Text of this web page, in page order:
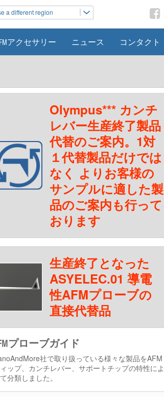
a different region
アクセサリー ニュース コンタクト
Olympus*** カンチ
レバー生産終了製品
代替のご案内。1対
１代替製品だけでは
なく よりお客様の
サンプルに適した製
品のご案内も行って
おります
生産終了となった
ASYELEC.01 導電
性AFMプローブの
直接代替品
プローブガイド
社で取り扱っている様々な製品をAFM
ップ、カンチレバー、サポートチップの特性によ
分類しました。